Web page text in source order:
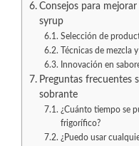
Consejos para
syrup
Selección de
Técnicas de
Innovación en
Preguntas frecuentes
sobrante
¿Cuánto tiempo se
frigorífico?
¿Puedo usar